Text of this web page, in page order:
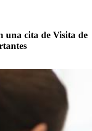
una cita de Visita de